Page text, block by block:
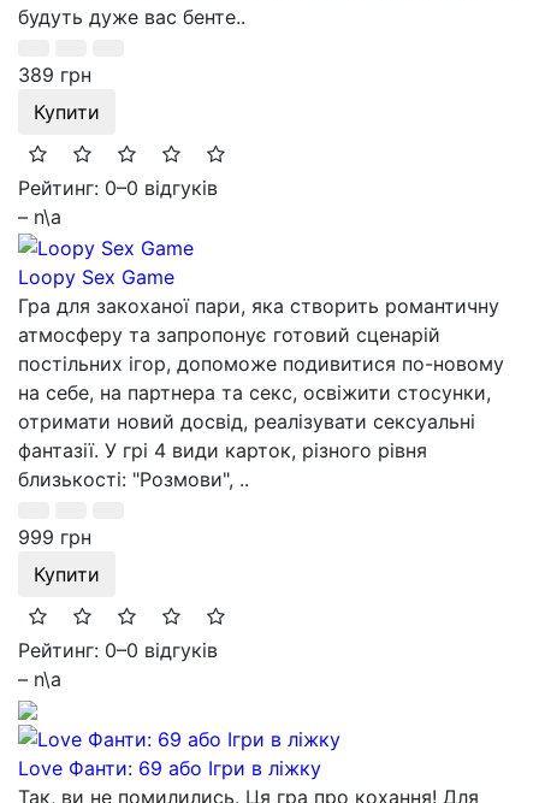
будуть дуже вас бенте..
389 грн
Купити
Рейтинг: 0–0 відгуків
– n\a
Loopy Sex Game
Гра для закоханої пари, яка створить романтичну
атмосферу та запропонує готовий сценарій
постільних ігор, допоможе подивитися по-новому
на себе, на партнера та секс, освіжити стосунки,
отримати новий досвід, реалізувати сексуальні
фантазії. У грі 4 види карток, різного рівня
близькості: "Розмови", ..
999 грн
Купити
Рейтинг: 0–0 відгуків
– n\a
Love Фанти: 69 або Ігри в ліжку
Так, ви не помилились. Ця гра про кохання! Для